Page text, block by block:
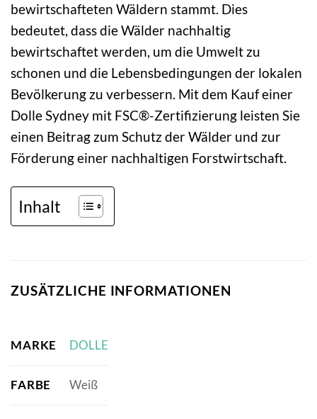
bewirtschafteten Wäldern stammt. Dies
bedeutet, dass die Wälder nachhaltig
bewirtschaftet werden, um die Umwelt zu
schonen und die Lebensbedingungen der lokalen
Bevölkerung zu verbessern. Mit dem Kauf einer
Dolle Sydney mit FSC®-Zertifizierung leisten Sie
einen Beitrag zum Schutz der Wälder und zur
Förderung einer nachhaltigen Forstwirtschaft.
Inhalt
ZUSÄTZLICHE INFORMATIONEN
MARKE DOLLE
FARBE Weiß